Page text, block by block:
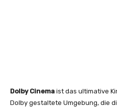
Dolby Cinema ist das ultimative
Dolby gestaltete Umgebung, die